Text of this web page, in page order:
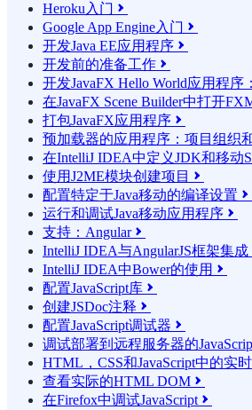
Heroku入门 
Google App Engine入门 
开发Java EE应用程序 
开发前的准备工作 
开发JavaFX Hello World应用程序
在JavaFX Scene Builder中打开
打包JavaFX应用程序 
预加载器的应用程序：项目组织
在IntelliJ IDEA中定义JDK和移动
使用J2ME模块创建项目 
配置特定于Java移动的编译设置 
运行和调试Java移动应用程序 
支持：Angular
IntelliJ IDEA与AngularJS框架集成
IntelliJ IDEA中Bower的使用 
配置JavaScript库 
创建JSDoc注释 
配置JavaScript调试器 
调试部署到远程服务器的
HTML，CSS和JavaScript中的实
查看实际的HTML DOM 
在Firefox中调试JavaScript 